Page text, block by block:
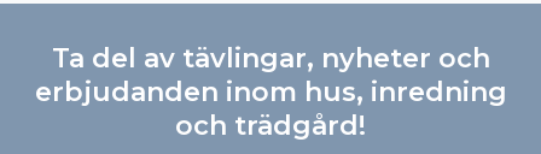
Ta del av tävlingar, nyheter och
erbjudanden inom hus, inredning
och trädgård!